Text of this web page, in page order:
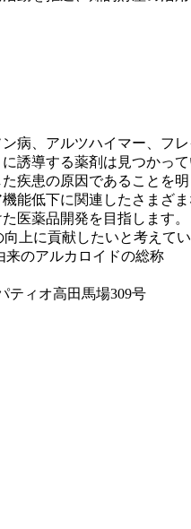
病、アルツハイマー、フ
誘導する薬剤は見つかっ
疾患の原因であることを
能低下に関連したさまざ
医薬品開発を目指します
上に貢献したいと考えてい
のアルカロイドの総称
ティオ高田馬場309号